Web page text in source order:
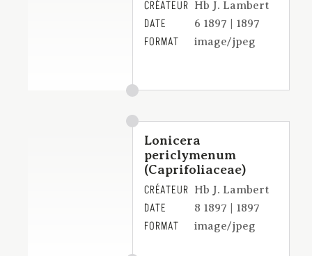
CRÉATEUR Hb J. Lambert
DATE 6 1897 | 1897
FORMAT image/jpeg
Lonicera
periclymenum
(Caprifoliaceae)
CRÉATEUR Hb J. Lambert
DATE 8 1897 | 1897
FORMAT image/jpeg